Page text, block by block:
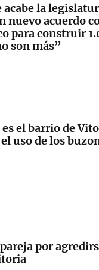
acabe la
nuevo acuerdo
para construir
son más”
es el barrio de
uso de los
por